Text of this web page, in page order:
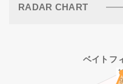
RADAR CHART